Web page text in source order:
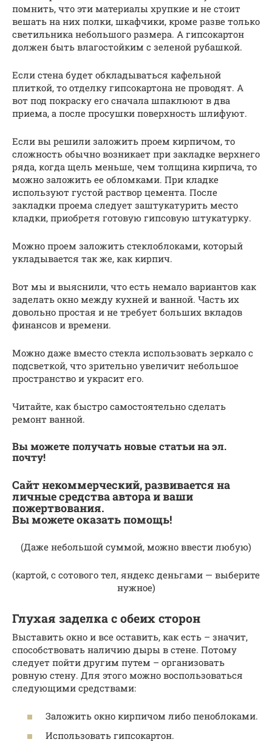
помнить, что эти материалы хрупкие и не стоит
вешать на них полки, шкафчики, кроме разве только
светильника небольшого размера. А гипсокартон
должен быть влагостойким с зеленой рубашкой.
Если стена будет обкладываться кафельной
плиткой, то отделку гипсокартона не проводят. А
вот под покраску его сначала шпаклюют в два
приема, а после просушки поверхность шлифуют.
Если вы решили заложить проем кирпичом, то
сложность обычно возникает при закладке верхнего
ряда, когда щель меньше, чем толщина кирпича, то
можно заложить ее обломками. При кладке
используют густой раствор цемента. После
закладки проема следует заштукатурить место
кладки, приобретя готовую гипсовую штукатурку.
Можно проем заложить стеклоблоками, который
укладывается так же, как кирпич.
Вот мы и выяснили, что есть немало вариантов как
заделать окно между кухней и ванной. Часть их
довольно простая и не требует больших вкладов
финансов и времени.
Можно даже вместо стекла использовать зеркало с
подсветкой, что зрительно увеличит небольшое
пространство и украсит его.
Читайте, как быстро самостоятельно сделать
ремонт ванной.
Вы можете получать новые статьи на эл.
почту!
Сайт некоммерческий, развивается на
личные средства автора и ваши
пожертвования.
Вы можете оказать помощь!
(Даже небольшой суммой, можно ввести любую)
(картой, с сотового тел, яндекс деньгами — выберите
нужное)
Глухая заделка с обеих сторон
Выставить окно и все оставить, как есть – значит,
способствовать наличию дыры в стене. Потому
следует пойти другим путем – организовать
ровную стену. Для этого можно воспользоваться
следующими средствами:
Заложить окно кирпичом либо пеноблоками.
Использовать гипсокартон.